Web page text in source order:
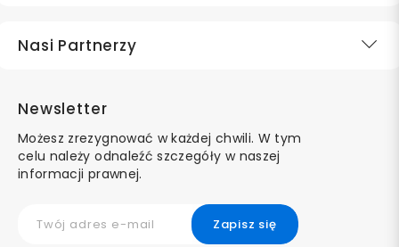
Nasi Partnerzy
Newsletter
Możesz zrezygnować w każdej chwili. W tym
celu należy odnaleźć szczegóły w naszej
informacji prawnej.